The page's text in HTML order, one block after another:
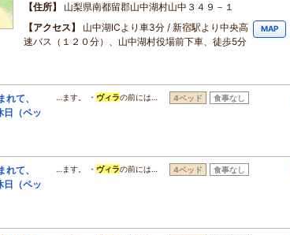
住所
山梨県南都留郡山中湖村山中３４９－１
アクセス
山中湖ICより車3分 / 新宿駅より中央高
速バス（１２０分）、山中湖村役場前下車、徒歩5分
MAP
れて、
日（ペッ
…ます。 ・ ヴィラの前には… 4ベッド 食事なし
れて、
日（ペッ
…ます。 ・ ヴィラの前には… 4ベッド 食事なし